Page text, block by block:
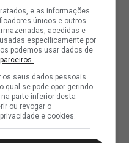
e as informações
únicos e outros
acedidas e
especificamente por
podemos usar dados de
seus dados pessoais
qual se pode opor gerindo
parte inferior desta
ou revogar o
e cookies.